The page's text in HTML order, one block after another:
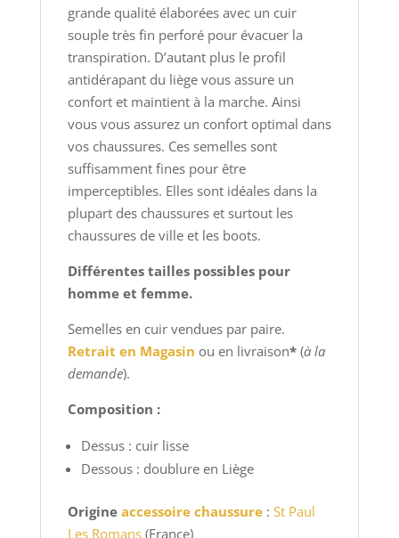
grande qualité élaborées avec un cuir
souple très fin perforé pour évacuer la
transpiration. D’autant plus le profil
antidérapant du liège vous assure un
confort et maintient à la marche. Ainsi
vous vous assurez un confort optimal dans
vos chaussures. Ces semelles sont
suffisamment fines pour être
imperceptibles. Elles sont idéales dans la
plupart des chaussures et surtout les
chaussures de ville et les boots.
Différentes tailles possibles pour
homme et femme.
Semelles en cuir vendues par paire.
Retrait en Magasin ou en livraison*(à la
demande).
Composition :
Dessus : cuir lisse
Dessous : doublure en Liège
Origine accessoire chaussure: St Paul
Les Romans(France)